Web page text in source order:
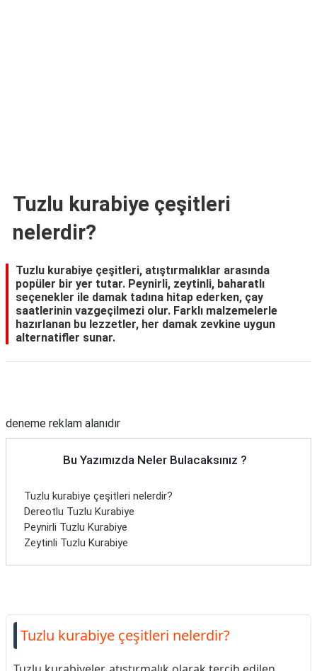
Tuzlu kurabiye çeşitleri
nelerdir?
Tuzlu kurabiye çeşitleri, atıştırmalıklar arasında
popüler bir yer tutar. Peynirli, zeytinli, baharatlı
seçenekler ile damak tadına hitap ederken, çay
saatlerinin vazgeçilmezi olur. Farklı malzemelerle
hazırlanan bu lezzetler, her damak zevkine uygun
alternatifler sunar.
deneme reklam alanıdır
Bu Yazımızda Neler Bulacaksınız ?
Tuzlu kurabiye çeşitleri nelerdir?
Dereotlu Tuzlu Kurabiye
Peynirli Tuzlu Kurabiye
Zeytinli Tuzlu Kurabiye
Tuzlu kurabiye çeşitleri nelerdir?